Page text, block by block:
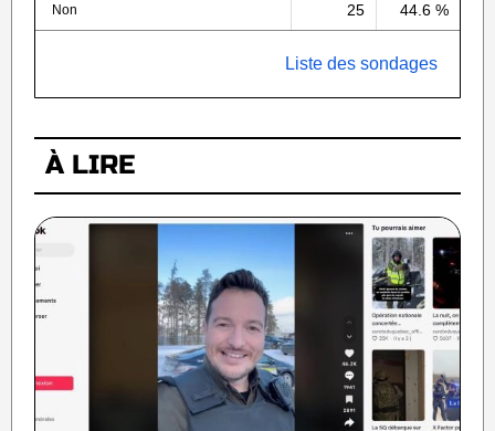
Non 25 44.6 %
Liste des sondages
À LIRE